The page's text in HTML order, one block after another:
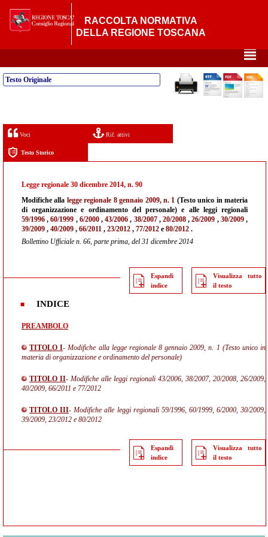
RACCOLTA NORMATIVA
DELLA REGIONE TOSCANA
²
Testo Originale
Voci Rif. attivi
Testo Storico
Legge regionale 30 dicembre 2014, n. 90
Modifiche alla legge regionale 8 gennaio 2009, n. 1 (Testo unico in materia
di organizzazione e ordinamento del personale) e alle leggi regionali
59/1996 ,60/1999 , 6/2000,43/2006 , 38/2007,20/2008 ,26/2009 , 30/2009,
39/2009 , 40/2009 , 66/2011 , 23/2012 , 77/2012 e 80/2012 .
Bollettino Ufficiale n. 66, parte prima, del 31 dicembre 2014
Espandi
indice
Visualizza tutto
il testo
INDICE
PREAMBOLO
TITOLO I- Modifiche alla legge regionale 8 gennaio 2009, n. 1 (Testo unico in
materia di organizzazione e ordinamento del personale)
TITOLO II- Modifiche alle leggi regionali 43/2006, 38/2007, 20/2008, 26/2009,
40/2009, 66/2011 e 77/2012
TITOLO III- Modifiche alle leggi regionali 59/1996, 60/1999, 6/2000, 30/2009,
39/2009, 23/2012 e 80/2012
Espandi
indice
Visualizza tutto
il testo